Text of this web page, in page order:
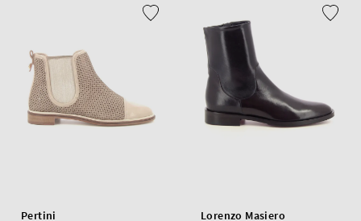
Pertini
Lorenzo Masiero